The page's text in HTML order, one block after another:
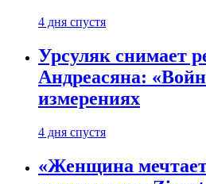
4 дня спустя
Урсуляк снимает
Андреасяна:
измерениях
4 дня спустя
«Женщина